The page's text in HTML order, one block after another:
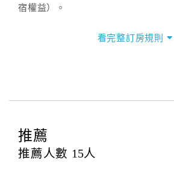
宿權益）。
四、訂單異動
提出申辦不得異動訂單。
每筆訂單異動限定
辦理取消退款。
看完整訂房規則
推薦
推薦人數 15人